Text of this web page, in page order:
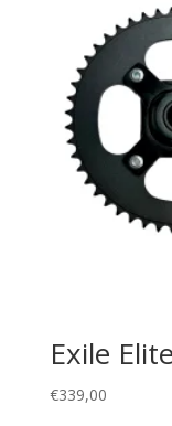
Exile
€339,00